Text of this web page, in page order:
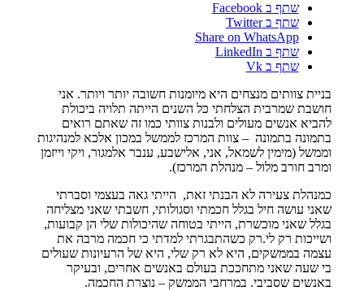
שתף ב Facebook
שתף ב Twitter
Share on WhatsApp
שתף ב LinkedIn
שתף ב Vk
בניית צוותים מנצחים היא מיומנות חשובה יותר ויותר. אני
חושבת שמרבית הצלחתי כל השנים הייתה תלויה ביכולת
להביא אנשים מעולים ולבנות צוותי כמו זה שאתם רואים
בתמונה בתמונה – צוות המרכז לממשל במכון אלכא למנהיגות
וממשל (מימין לשמאל, אני, אלישבע, ענבר אלמגור, ויקי וייזמן
ומרב חורב מלול – מנהלת המרכז).
כמנהלת צעירה לא הבנתי זאת, הייתי גאה בעצמי וסברתי
שאני עושה חיל בגלל חכמתי וסגולותי, חשבתי שאני מצליחה
בגלל שאני מוכשרת, הייתי בטוחה שהיכולות שלי הן קבועות,
ושייכות רק לי.רק כשהתבגרתי למדתי כי חכמה מרבה את
עצמה בממשקים, היא לא רק שלי, היא של הרעיונות שעולים
בי שעה שאני מתחככת בעולם באנשים אחרים, ובעיקר
באנשים שסביבי. במרחבי הממשק – נוצרת החכמה.